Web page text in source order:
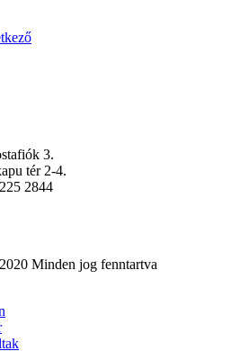
3.
tér 2-4.
2844
Minden jog fenntartva